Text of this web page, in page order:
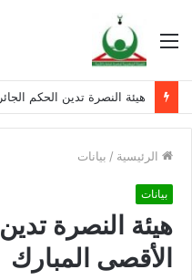
القائمة
هيئة النصرة تدين الحكم
الرئيسية / بيانات
بيانات
هيئة النصرة
الأقصى المبارك